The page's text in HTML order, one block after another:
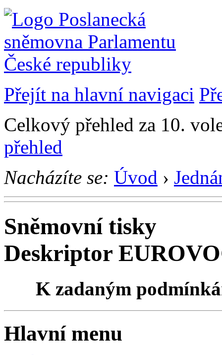
Přejít na hlavní navigaci
Celkový přehled za 10.
přehled
Nacházíte se: Úvod ›
Sněmovní tisky
Deskriptor
K zadaným
Hlavní menu